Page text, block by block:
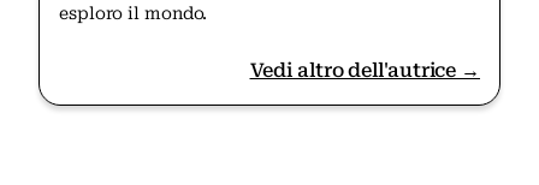
esploro il mondo.
Vedi altro dell'autrice →